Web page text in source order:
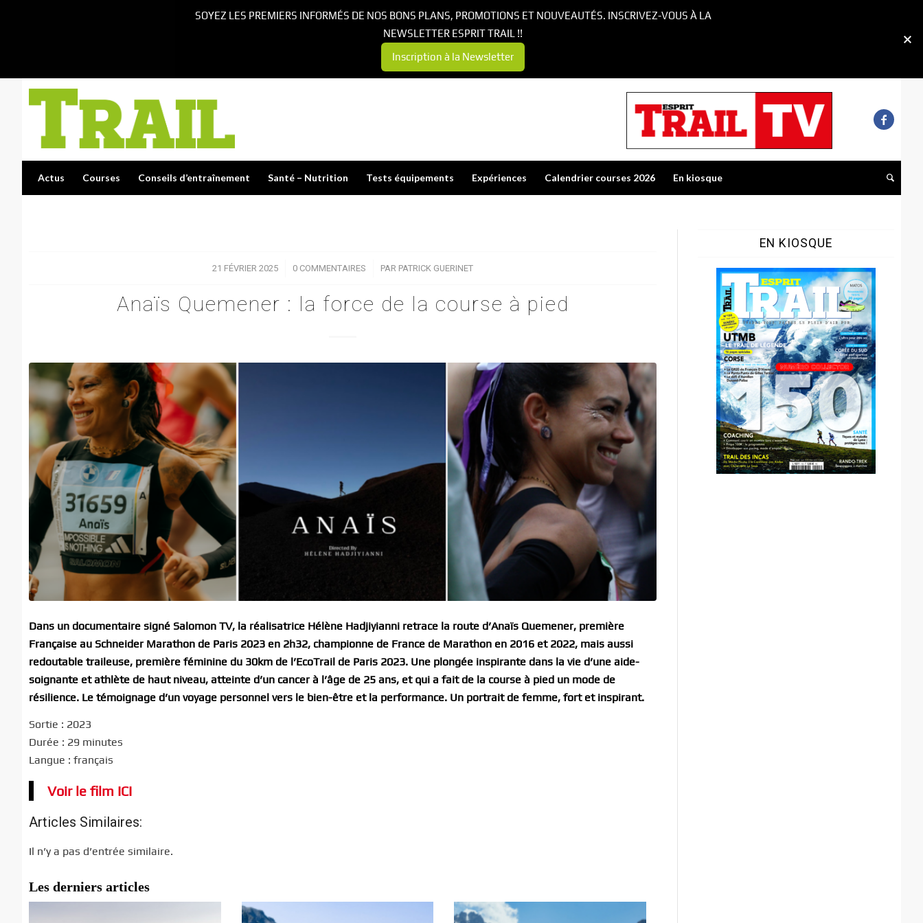
Actus Courses Conseils d’entraînement Santé – Nutrition Tests équipements Expériences Calendrier courses 2026 En kiosque
21 FÉVRIER 2025
/ 0 COMMENTAIRES
/ PAR PATRICK GUERINET
Anaïs Quemener : la force de la course à pied
Dans un documentaire signé Salomon TV, la réalisatrice Hélène Hadjiyianni retrace la route d’Anaïs Quemener, première
Française au Schneider Marathon de Paris 2023 en 2h32, championne de France de Marathon en 2016 et 2022, mais aussi
redoutable traileuse, première féminine du 30km de l’EcoTrail de Paris 2023. Une plongée inspirante dans la vie d’une aide-
soignante et athlète de haut niveau, atteinte d’un cancer à l’âge de 25 ans, et qui a fait de la course à pied un mode de
résilience. Le témoignage d’un voyage personnel vers le bien-être et la performance. Un portrait de femme, fort et inspirant.
Sortie : 2023
Durée : 29 minutes
Langue : français
Voir le film ICI
Articles Similaires:
Il n’y a pas d’entrée similaire.
Les derniers articles
EN KIOSQUE
SOYEZ LES PREMIERS INFORMÉS DE NOS BONS PLANS, PROMOTIONS ET NOUVEAUTÉS. INSCRIVEZ-VOUS À LA
NEWSLETTER ESPRIT TRAIL !!
Inscription à la Newsletter